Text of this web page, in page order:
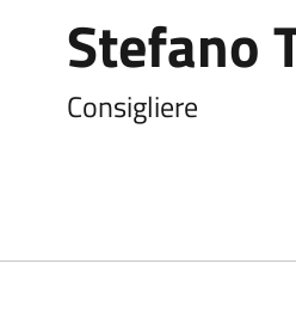
Stefano
Consigliere